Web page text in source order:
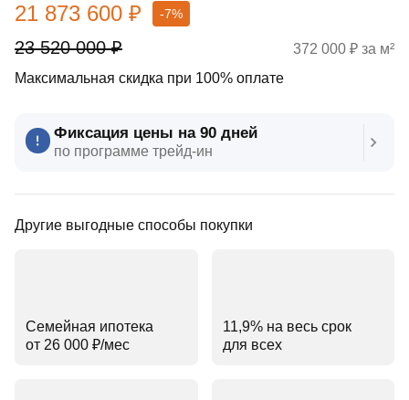
23 520 000 ₽
21 873 600 ₽ -7%
Максимальная скидка при 100% оплате
Фиксация цены на 90 дней
по программе трейд‑ин
Другие выгодные способы покупки
Семейная ипотека
от 26 000 ₽⁠/⁠мес
11,9% на весь срок
для всех
372 000 ₽ за м²